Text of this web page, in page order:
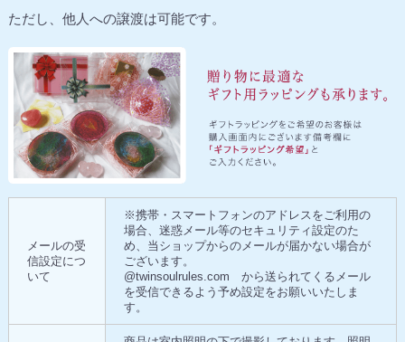
ただし、他人への譲渡は可能です。
メールの受
信設定につ
いて
※携帯・スマートフォンのアドレスをご利用の
場合、迷惑メール等のセキュリティ設定のた
め、当ショップからのメールが届かない場合が
ございます。
@twinsoulrules.com から送られてくるメール
を受信できるよう予め設定をお願いいたしま
す。